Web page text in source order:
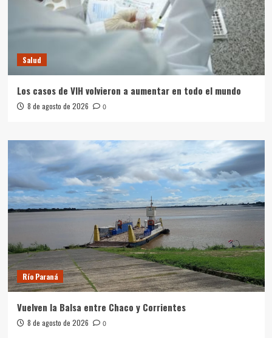
Salud
Los casos de VIH volvieron a aumentar en todo el mundo
8 de agosto de 2026 0
Río Paraná
Vuelven la Balsa entre Chaco y Corrientes
8 de agosto de 2026 0